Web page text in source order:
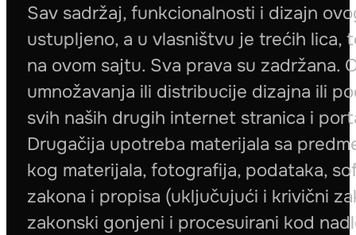
Sav sadržaj, funkcionalnosti i dizajn
ustupljeno, a u vlasništvu je trećih lica,
na ovom sajtu. Sva prava su
umnožavanja ili distribucije dizajna ili
svih naših drugih internet stranica i
Drugačija upotreba materijala sa
kog materijala, fotografija, podataka,
zakona i propisa (uključujući i krivični
zakonski gonjeni i procesuirani kod